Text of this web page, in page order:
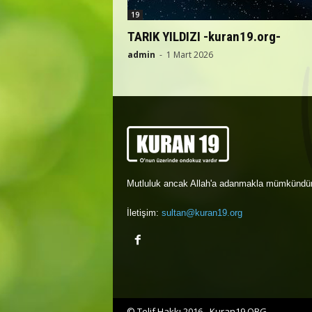
19
TARIK YILDIZI -kuran19.org-
admin - 1 Mart 2026
Mutluluk ancak Allah'a adanmakla
İletişim: sultan@kuran19.org